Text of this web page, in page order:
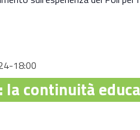
18:00
la continuità